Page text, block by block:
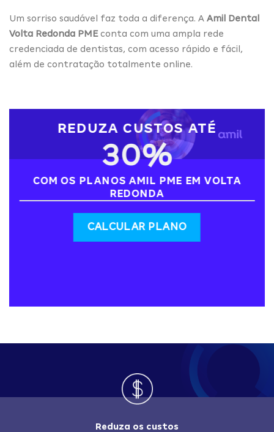
Um sorriso saudável faz toda a diferença. A Amil Dental
Volta Redonda PMEconta com uma ampla rede
credenciada de dentistas, com acesso rápido e fácil,
além de contratação totalmente online.
REDUZA CUSTOS ATÉ
30%
COM OS PLANOS AMIL PME EM VOLTA
REDONDA
CALCULAR PLANO
Reduza os custos